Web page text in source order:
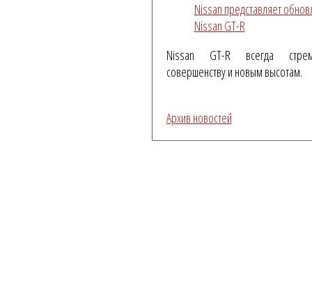
Nissan представляет
Nissan GT-R
Nissan GT-R всегда
совершенству и новым высотам.
Архив новостей